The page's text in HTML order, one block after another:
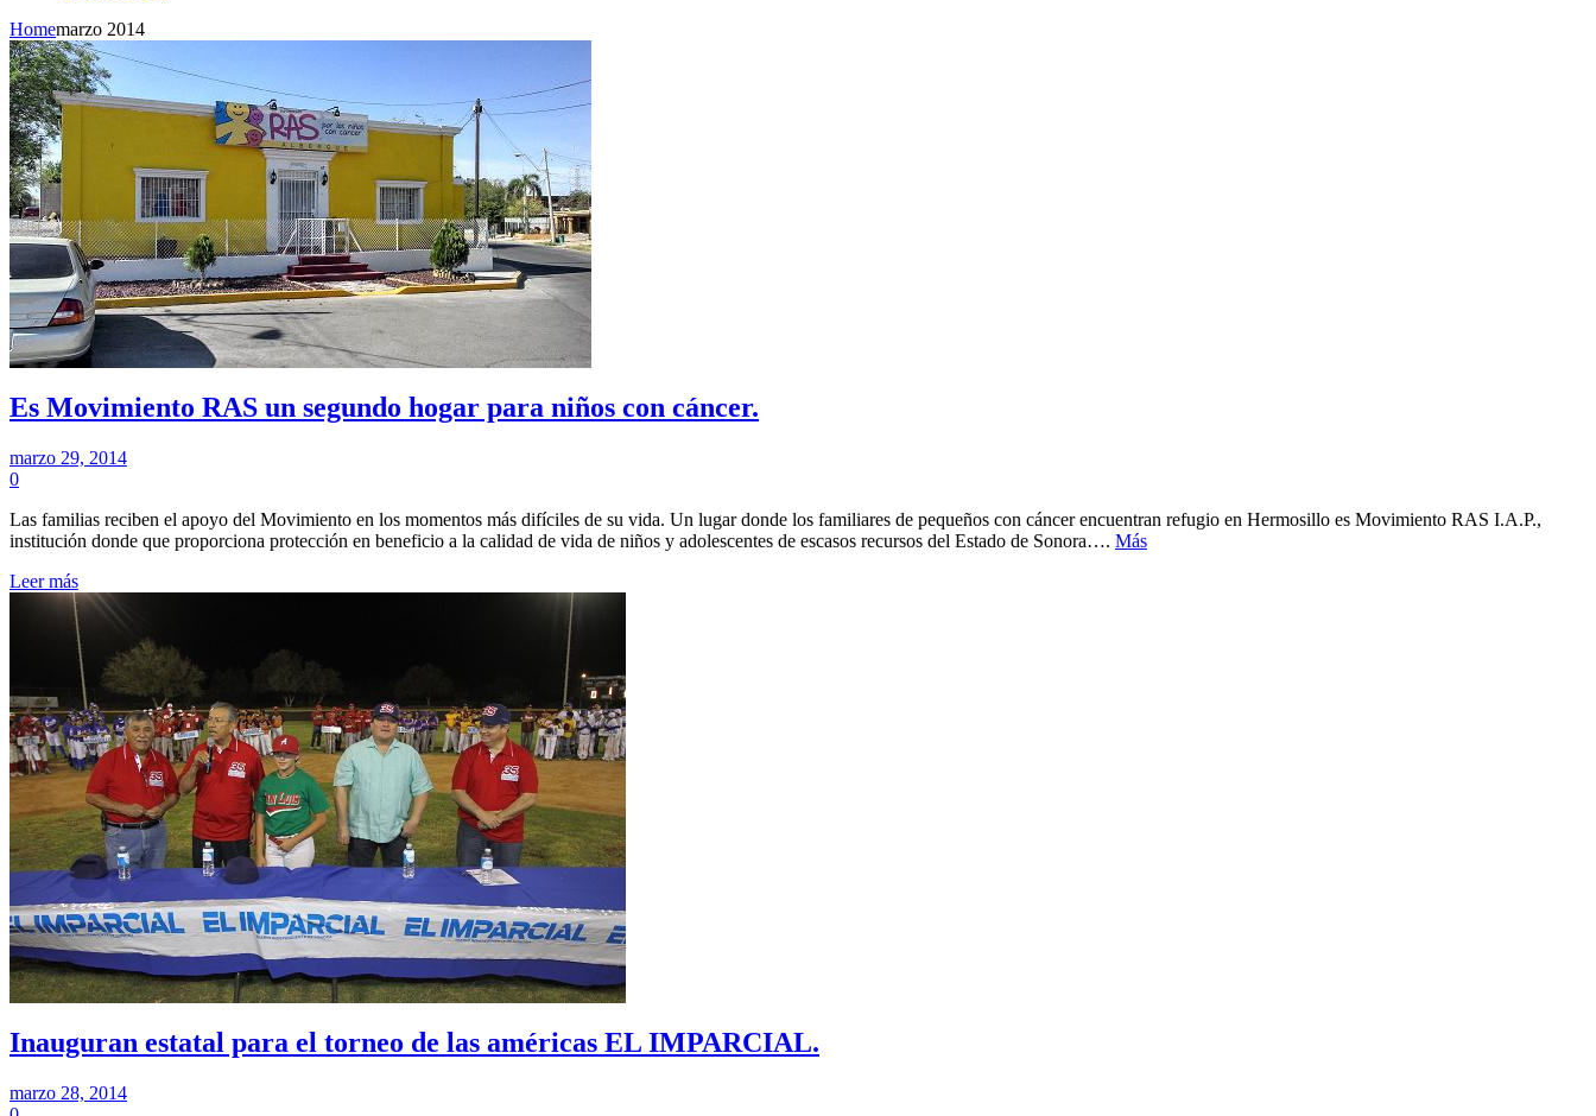
Homemarzo 2014
Es Movimiento RAS un segundo hogar para niños con cáncer.
marzo 29, 2014
0
Las familias reciben el apoyo del Movimiento en los momentos más difíciles de su vida. Un lugar donde los familiares de pequeños con cáncer encuentran refugio en Hermosillo es Movimiento RAS I.A.P.,
institución donde que proporciona protección en beneficio a la calidad de vida de niños y adolescentes de escasos recursos del Estado de Sonora…. Más
Leer más
Inauguran estatal para el torneo de las américas EL IMPARCIAL.
marzo 28, 2014